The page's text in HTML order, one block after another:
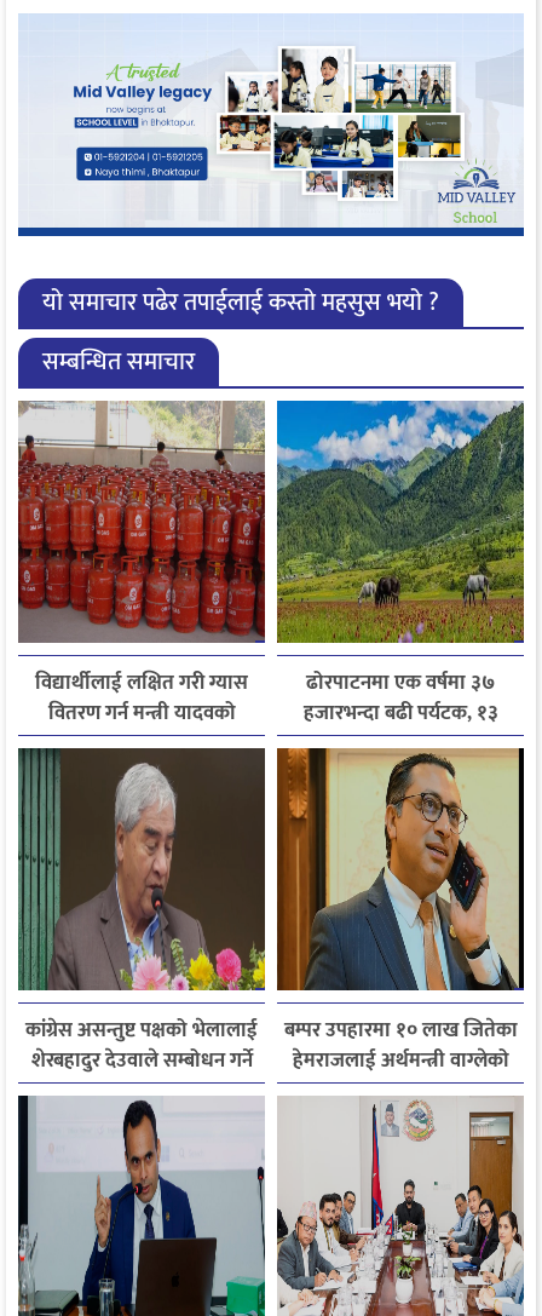
यो समाचार पढेर तपाईलाई कस्तो महसुस भयो ?
सम्बन्धित समाचार
विद्यार्थीलाई लक्षित गरी ग्यास
वितरण गर्न मन्त्री यादवको
निर्देशन
ढोरपाटनमा एक वर्षमा ३७
हजारभन्दा बढी पर्यटक, १३
हजारले बढ्यो आगमन
कांग्रेस असन्तुष्ट पक्षको भेलालाई
शेरबहादुर देउवाले सम्बोधन गर्ने
बम्पर उपहारमा १० लाख जितेका
हेमराजलाई अर्थमन्त्री वाग्लेको
फोन, रुपन्देहीकी सपनाले
जितिन् एक लाख